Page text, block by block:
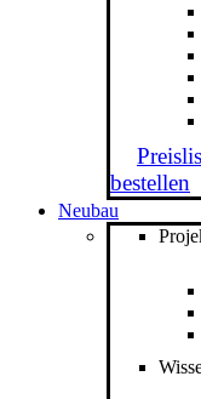
bestellen
Neubau